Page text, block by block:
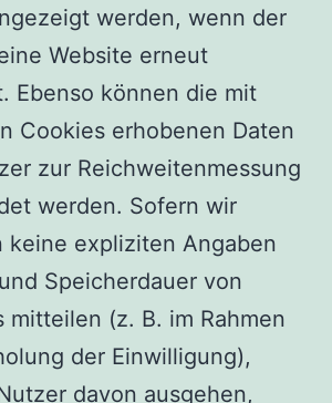
werden, wenn der
Website erneut
Ebenso können die mit
Cookies erhobenen Daten
zur Reichweitenmessung
werden. Sofern wir
keine expliziten Angaben
Speicherdauer von
mitteilen (z. B. im Rahmen
der Einwilligung),
davon ausgehen,